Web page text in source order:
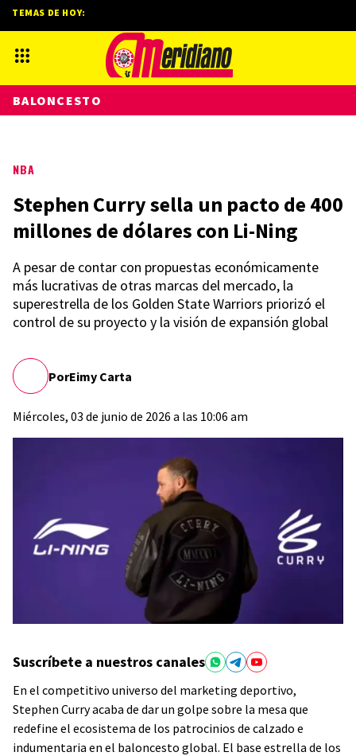
NBA
Stephen Curry sella un pacto de 400
millones de dólares con Li-Ning
A pesar de contar con propuestas económicamente
más lucrativas de otras marcas del mercado, la
superestrella de los Golden State Warriors priorizó el
control de su proyecto y la visión de expansión global
PorEimy Carta
Miércoles, 03 de junio de 2026 a las 10:06 am
Suscríbete a nuestros canales
En el competitivo universo del marketing deportivo,
Stephen Curry acaba de dar un golpe sobre la mesa que
redefine el ecosistema de los patrocinios de calzado e
indumentaria en el baloncesto global. El base estrella de los
TEMAS DE HOY:
BALONCESTO